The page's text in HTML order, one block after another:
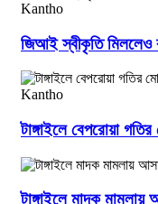
জিআই স্বীকৃতি মিললেও
টাঙ্গাইলে বেপরোয়া
টাঙ্গাইলে মাদক মামলায়